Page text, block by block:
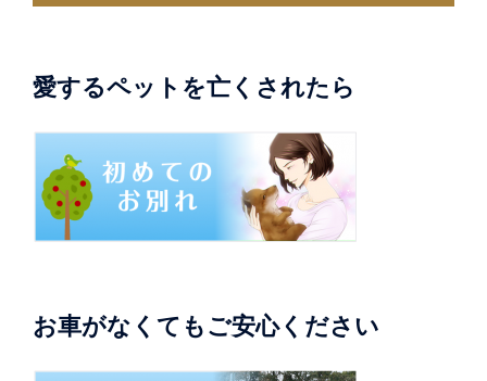
愛するペットを亡くされたら
お車がなくてもご安心ください